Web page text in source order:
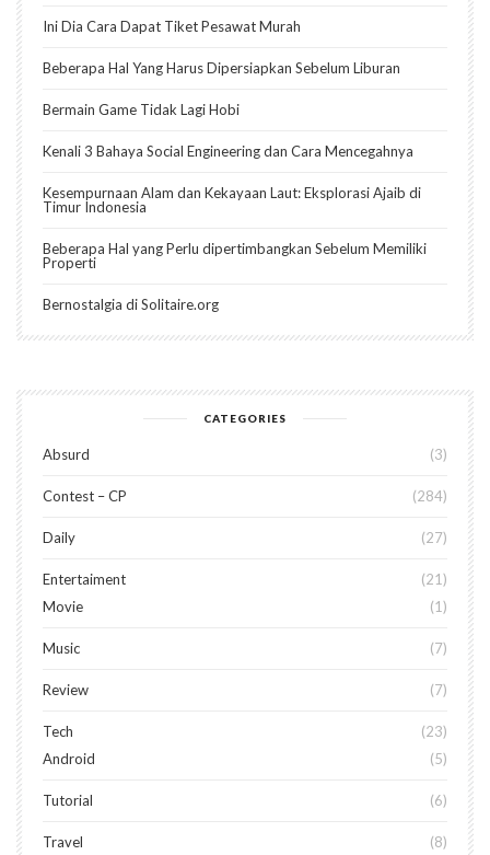
Ini Dia Cara Dapat Tiket Pesawat Murah
Beberapa Hal Yang Harus Dipersiapkan Sebelum Liburan
Bermain Game Tidak Lagi Hobi
Kenali 3 Bahaya Social Engineering dan Cara Mencegahnya
Kesempurnaan Alam dan Kekayaan Laut: Eksplorasi Ajaib di
Timur Indonesia
Beberapa Hal yang Perlu dipertimbangkan Sebelum Memiliki
Properti
Bernostalgia di Solitaire.org
CATEGORIES
Absurd 3
Contest – CP 284
Daily 27
Entertaiment
21
Movie
1
Music 7
Review 7
Tech
23
Android
5
Tutorial 6
Travel 8